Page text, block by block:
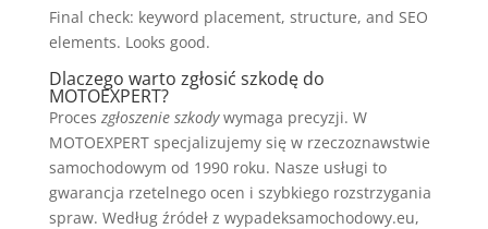
Final check: keyword placement, structure, and SEO
elements. Looks good.
Dlaczego warto zgłosić szkodę do
MOTOEXPERT?
Proces zgłoszenie szkodywymaga precyzji. W
MOTOEXPERT specjalizujemy się w rzeczoznawstwie
samochodowym od 1990 roku. Nasze usługi to
gwarancja rzetelnego ocen i szybkiego rozstrzygania
spraw. Według źródeł z wypadeksamochodowy.eu,